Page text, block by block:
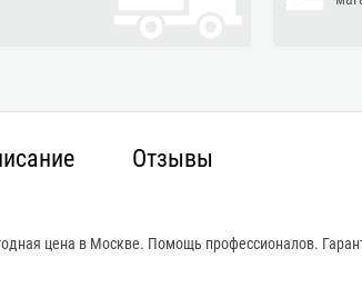
Отзывы
цена в Москве. Помощь профессионалов.